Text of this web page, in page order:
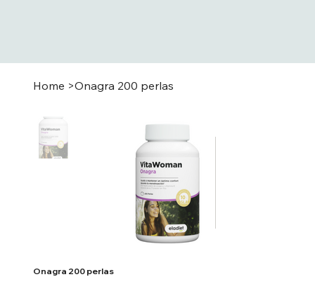
Home >Onagra 200 perlas
Onagra 200 perlas